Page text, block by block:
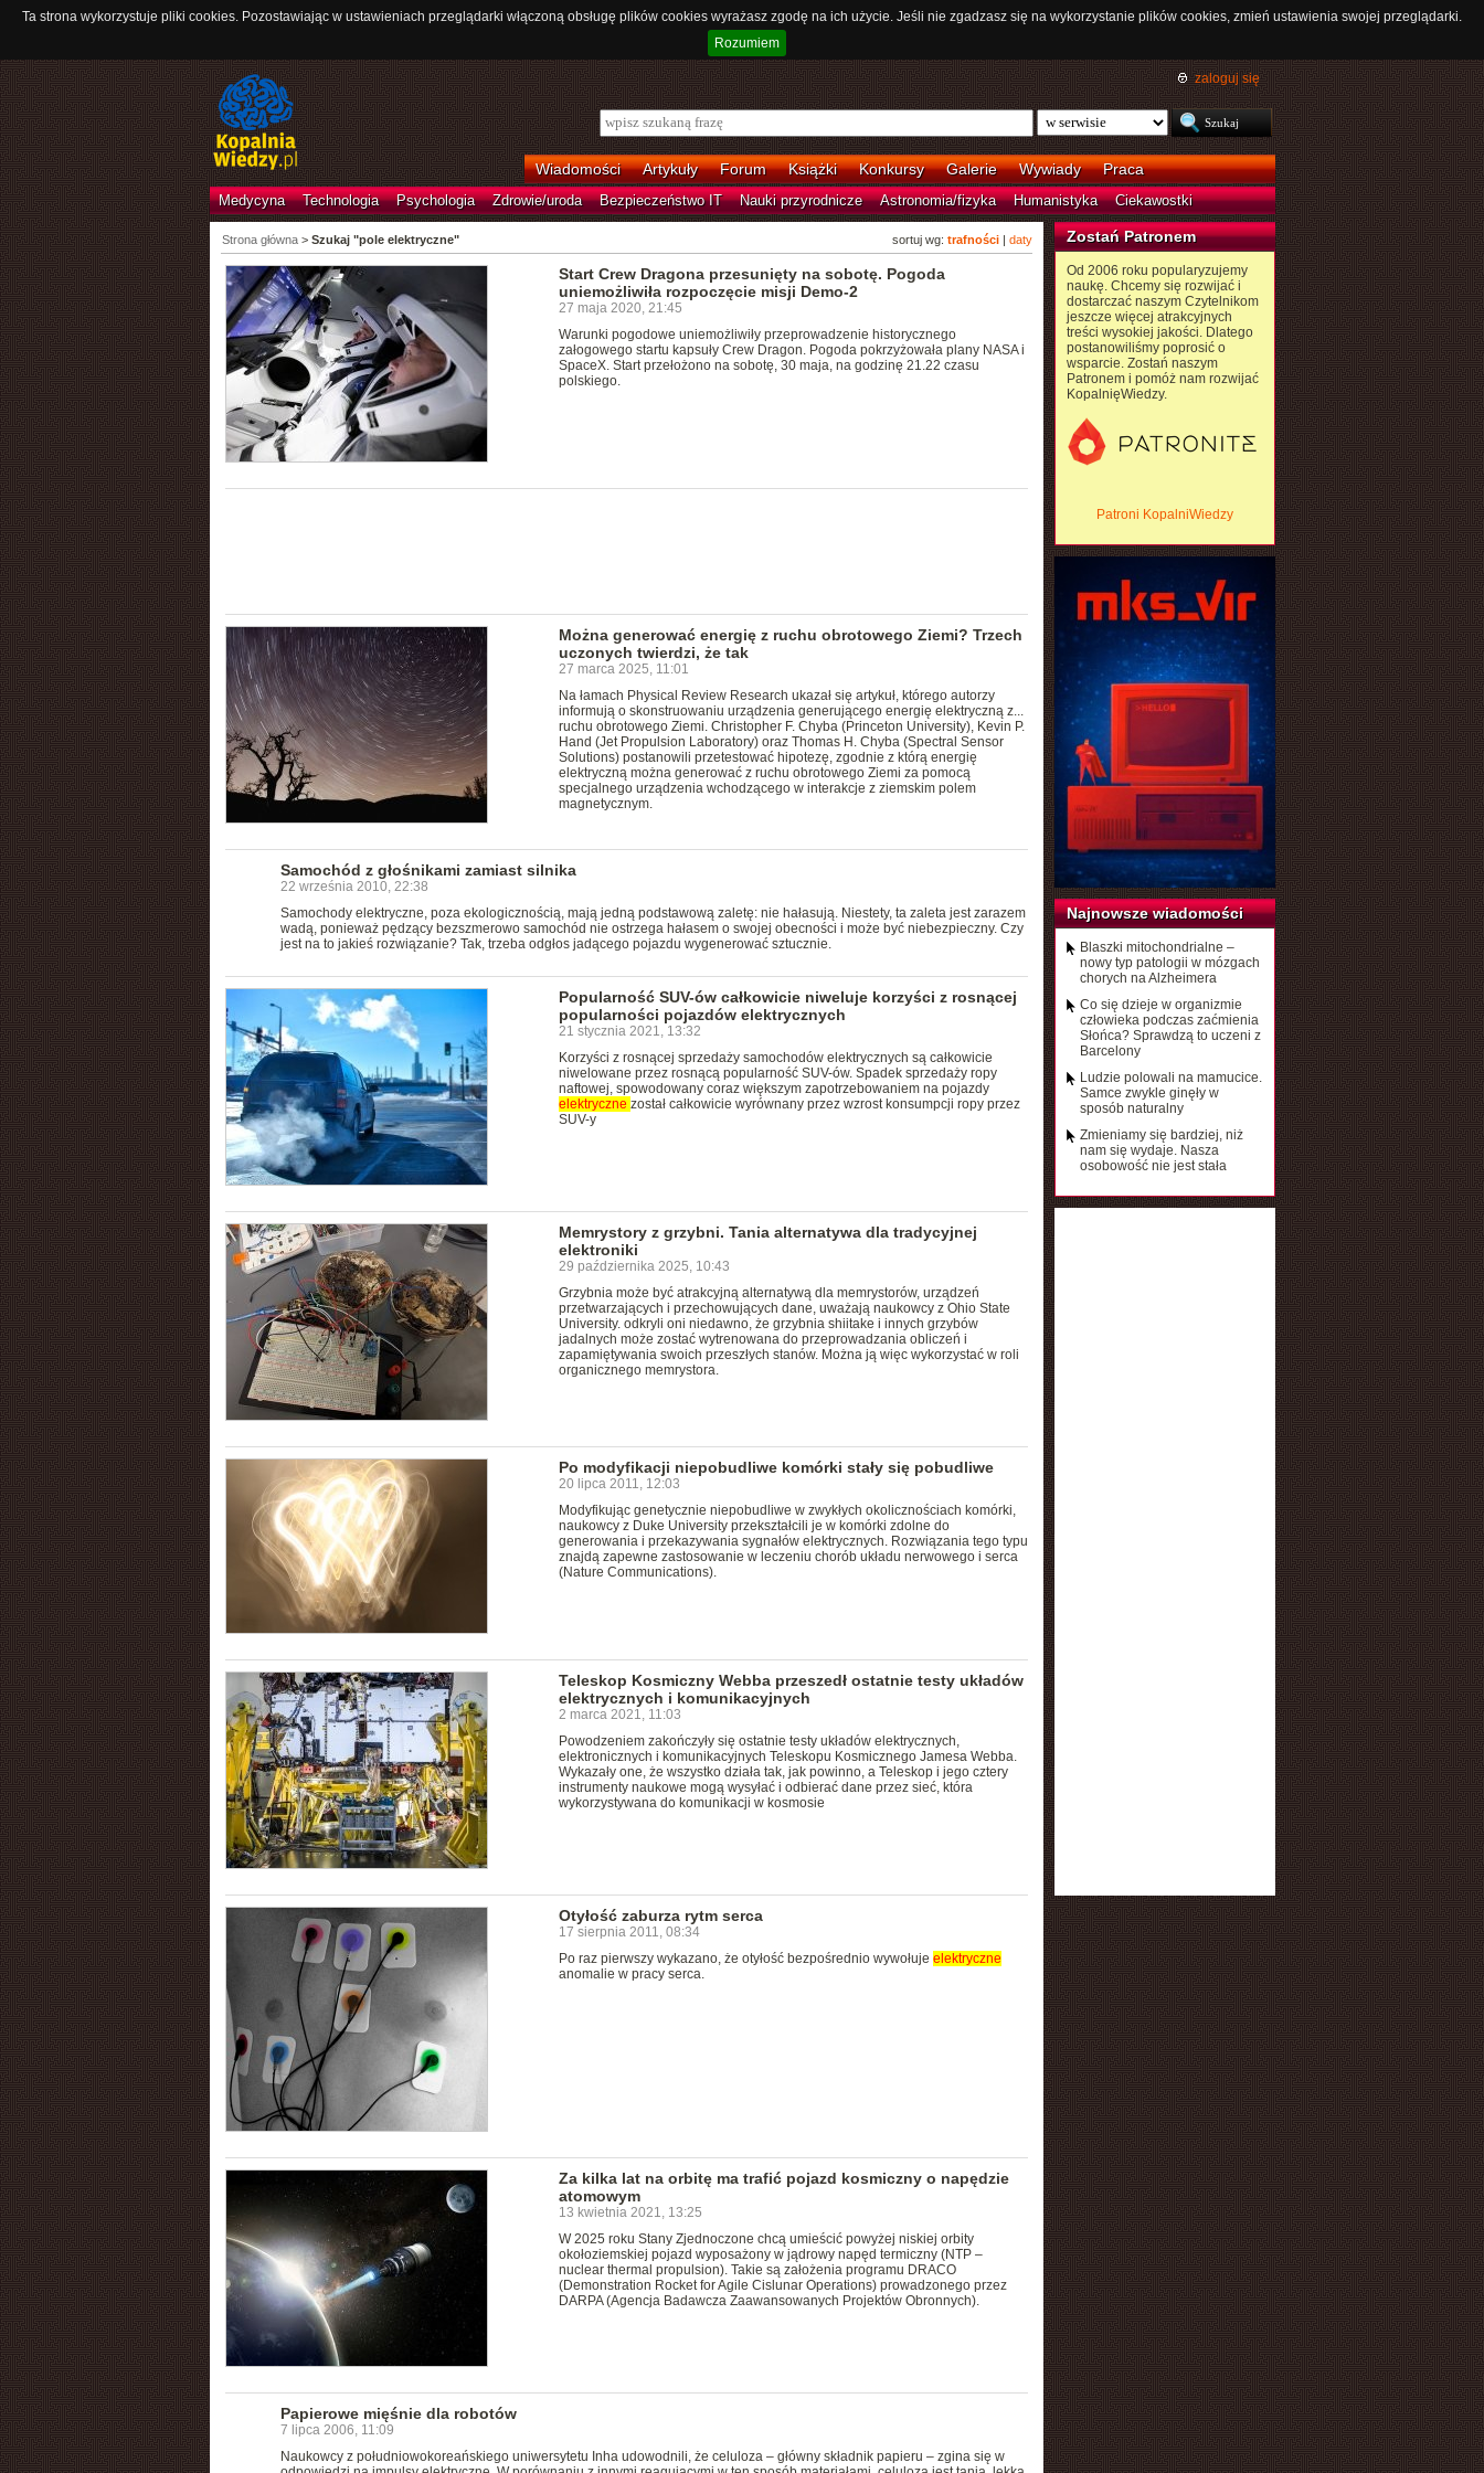
Ta strona wykorzystuje pliki cookies. Pozostawiając w ustawieniach przeglądarki włączoną obsługę plików cookies wyrażasz zgodę na ich użycie. Jeśli nie zgadzasz się na wykorzystanie plików cookies, zmień ustawienia swojej przeglądarki.
Rozumiem
zaloguj się
Wiadomości Artykuły Forum Książki Konkursy Galerie Wywiady Praca
Medycyna Technologia Psychologia Zdrowie/uroda Bezpieczeństwo IT Nauki przyrodnicze Astronomia/fizyka Humanistyka Ciekawostki
sortuj wg: trafności| daty
Strona główna> Szukaj "pole elektryczne"
Start Crew Dragona przesunięty na sobotę. Pogoda
uniemożliwiła rozpoczęcie misji Demo-2
27 maja 2020, 21:45
Warunki pogodowe uniemożliwiły przeprowadzenie historycznego
załogowego startu kapsuły Crew Dragon. Pogoda pokrzyżowała plany NASA i
SpaceX. Start przełożono na sobotę, 30 maja, na godzinę 21.22 czasu
polskiego.
Można generować energię z ruchu obrotowego Ziemi? Trzech
uczonych twierdzi, że tak
27 marca 2025, 11:01
Na łamach Physical Review Research ukazał się artykuł, którego autorzy
informują o skonstruowaniu urządzenia generującego energię elektryczną z...
ruchu obrotowego Ziemi. Christopher F. Chyba (Princeton University), Kevin P.
Hand (Jet Propulsion Laboratory) oraz Thomas H. Chyba (Spectral Sensor
Solutions) postanowili przetestować hipotezę, zgodnie z którą energię
elektryczną można generować z ruchu obrotowego Ziemi za pomocą
specjalnego urządzenia wchodzącego w interakcje z ziemskim polem
magnetycznym.
Samochód z głośnikami zamiast silnika
22 września 2010, 22:38
Samochody elektryczne, poza ekologicznością, mają jedną podstawową zaletę: nie hałasują. Niestety, ta zaleta jest zarazem
wadą, ponieważ pędzący bezszmerowo samochód nie ostrzega hałasem o swojej obecności i może być niebezpieczny. Czy
jest na to jakieś rozwiązanie? Tak, trzeba odgłos jadącego pojazdu wygenerować sztucznie.
Popularność SUV-ów całkowicie niweluje korzyści z rosnącej
popularności pojazdów elektrycznych
21 stycznia 2021, 13:32
Korzyści z rosnącej sprzedaży samochodów elektrycznych są całkowicie
niwelowane przez rosnącą popularność SUV-ów. Spadek sprzedaży ropy
naftowej, spowodowany coraz większym zapotrzebowaniem na pojazdy
elektryczne został całkowicie wyrównany przez wzrost konsumpcji ropy przez
SUV-y
Memrystory z grzybni. Tania alternatywa dla tradycyjnej
elektroniki
29 października 2025, 10:43
Grzybnia może być atrakcyjną alternatywą dla memrystorów, urządzeń
przetwarzających i przechowujących dane, uważają naukowcy z Ohio State
University. odkryli oni niedawno, że grzybnia shiitake i innych grzybów
jadalnych może zostać wytrenowana do przeprowadzania obliczeń i
zapamiętywania swoich przeszłych stanów. Można ją więc wykorzystać w roli
organicznego memrystora.
Po modyfikacji niepobudliwe komórki stały się pobudliwe
20 lipca 2011, 12:03
Modyfikując genetycznie niepobudliwe w zwykłych okolicznościach komórki,
naukowcy z Duke University przekształcili je w komórki zdolne do
generowania i przekazywania sygnałów elektrycznych. Rozwiązania tego typu
znajdą zapewne zastosowanie w leczeniu chorób układu nerwowego i serca
(Nature Communications).
Teleskop Kosmiczny Webba przeszedł ostatnie testy układów
elektrycznych i komunikacyjnych
2 marca 2021, 11:03
Powodzeniem zakończyły się ostatnie testy układów elektrycznych,
elektronicznych i komunikacyjnych Teleskopu Kosmicznego Jamesa Webba.
Wykazały one, że wszystko działa tak, jak powinno, a Teleskop i jego cztery
instrumenty naukowe mogą wysyłać i odbierać dane przez sieć, która
wykorzystywana do komunikacji w kosmosie
Otyłość zaburza rytm serca
17 sierpnia 2011, 08:34
Po raz pierwszy wykazano, że otyłość bezpośrednio wywołuje elektryczne
anomalie w pracy serca.
Za kilka lat na orbitę ma trafić pojazd kosmiczny o napędzie
atomowym
13 kwietnia 2021, 13:25
W 2025 roku Stany Zjednoczone chcą umieścić powyżej niskiej orbity
okołoziemskiej pojazd wyposażony w jądrowy napęd termiczny (NTP –
nuclear thermal propulsion). Takie są założenia programu DRACO
(Demonstration Rocket for Agile Cislunar Operations) prowadzonego przez
DARPA (Agencja Badawcza Zaawansowanych Projektów Obronnych).
Papierowe mięśnie dla robotów
7 lipca 2006, 11:09
Naukowcy z południowokoreańskiego uniwersytetu Inha udowodnili, że celuloza – główny składnik papieru – zgina się w
Zostań Patronem
Od 2006 roku popularyzujemy
naukę. Chcemy się rozwijać i
dostarczać naszym Czytelnikom
jeszcze więcej atrakcyjnych
treści wysokiej jakości. Dlatego
postanowiliśmy poprosić o
wsparcie. Zostań naszym
Patronem i pomóż nam rozwijać
KopalnięWiedzy.
Patroni KopalniWiedzy
Najnowsze wiadomości
Blaszki mitochondrialne –
nowy typ patologii w mózgach
chorych na Alzheimera
Co się dzieje w organizmie
człowieka podczas zaćmienia
Słońca? Sprawdzą to uczeni z
Barcelony
Ludzie polowali na mamucice.
Samce zwykle ginęły w
sposób naturalny
Zmieniamy się bardziej, niż
nam się wydaje. Nasza
osobowość nie jest stała